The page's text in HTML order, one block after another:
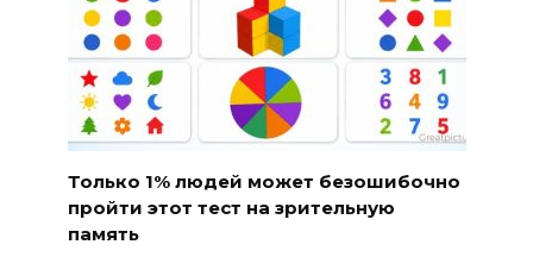
Только 1% людей может безошибочно
пройти этот тест на зрительную
память